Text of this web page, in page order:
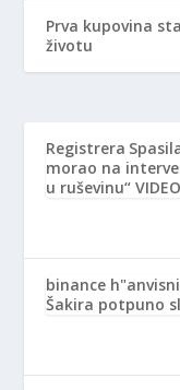
Prva kupovina
životu
Registrera
morao na
u ruševinu“ VIDEO
binance
Šakira potpuno